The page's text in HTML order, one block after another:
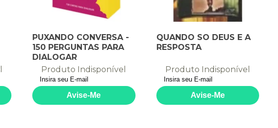
PUXANDO CONVERSA -
150 PERGUNTAS PARA
DIALOGAR
Produto Indisponível
QUANDO SO DEUS E A
RESPOSTA
Produto Indisponível